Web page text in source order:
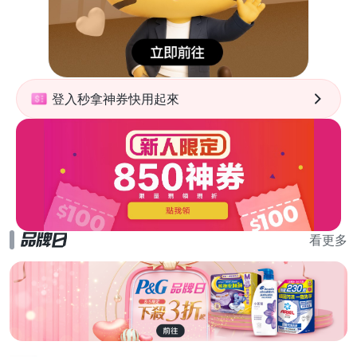
登入秒拿神券快用起來
看更多